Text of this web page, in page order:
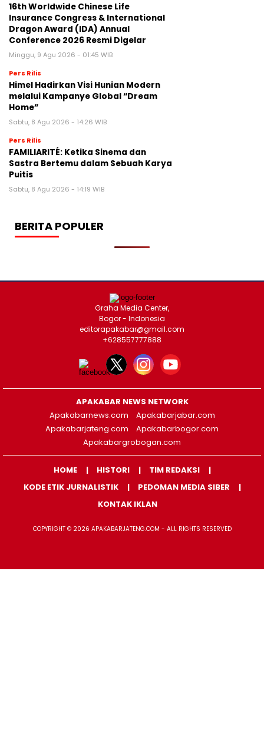
16th Worldwide Chinese Life
Insurance Congress & International
Dragon Award (IDA) Annual
Conference 2026 Resmi Digelar
Minggu, 9 Agu 2026 - 01:45 WIB
Pers Rilis
Himel Hadirkan Visi Hunian Modern
melalui Kampanye Global “Dream
Home”
Sabtu, 8 Agu 2026 - 14:26 WIB
Pers Rilis
FAMILIARITÉ: Ketika Sinema dan
Sastra Bertemu dalam Sebuah Karya
Puitis
Sabtu, 8 Agu 2026 - 14:19 WIB
BERITA POPULER
Graha Media Center,
Bogor - Indonesia
editorapakabar@gmail.com
+628557777888
APAKABAR NEWS NETWORK
Apakabarnews.com
Apakabarjabar.com
Apakabarjateng.com
Apakabarbogor.com
Apakabargrobogan.com
HOME HISTORI
TIM REDAKSI
KODE ETIK JURNALISTIK
PEDOMAN MEDIA SIBER
KONTAK IKLAN
COPYRIGHT © 2026 APAKABARJATENG.COM - ALL RIGHTS RESERVED